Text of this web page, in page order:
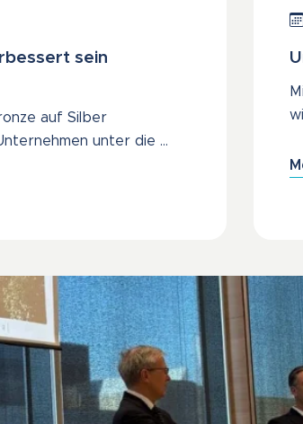
sein
auf Silber
unter die …